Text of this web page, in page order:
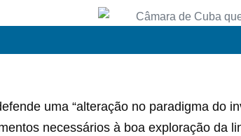
uma “alteração no paradigma do
necessários à boa exploração da